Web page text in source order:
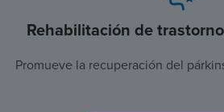
Rehabilitación de
Promueve la recuperación del